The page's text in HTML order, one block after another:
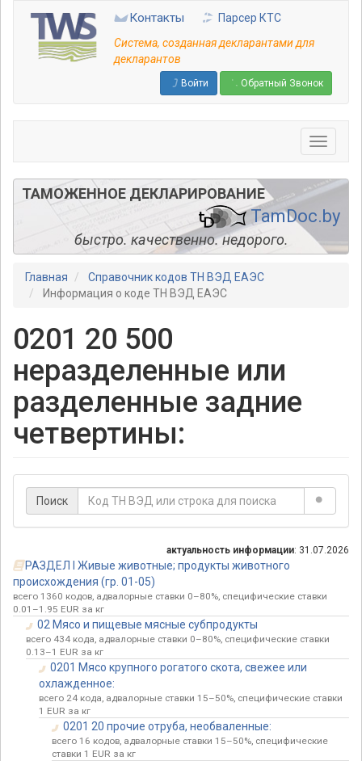
основному
содержанию
Контакты
Парсер КТС
Система, созданная декларантами для
декларантов
Войти Обратный Звонок
ТАМОЖЕННОЕ ДЕКЛАРИРОВАНИЕ
TamDoc.by
быстро. качественно. недорого.
Главная
Справочник кодов ТН ВЭД ЕАЭС
Информация о коде ТН ВЭД ЕАЭС
0201 20 500
неразделенные или
разделенные задние
четвертины:
Поиск
актуальность информации: 31.07.2026
РАЗДЕЛ I Живые животные; продукты животного
происхождения (гр. 01-05)
всего 1360 кодов, адвалорные ставки 0–80%, специфические ставки
0.01–1.95 EUR за кг
02 Мясо и пищевые мясные субпродукты
всего 434 кода, адвалорные ставки 0–80%, специфические ставки
0.13–1 EUR за кг
0201 Мясо крупного рогатого скота, свежее или
охлажденное:
всего 24 кода, адвалорные ставки 15–50%, специфические ставки
1 EUR за кг
0201 20 прочие отруба, необваленные:
всего 16 кодов, адвалорные ставки 15–50%, специфические
ставки 1 EUR за кг